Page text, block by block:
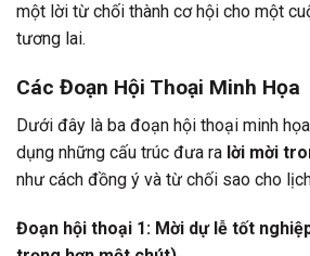
một lời từ chối thành cơ hội cho một
tương lai.
Các Đoạn Hội Thoại Minh Họa
Dưới đây là ba đoạn hội thoại minh
dụng những cấu trúc đưa ra lời mời
như cách đồng ý và từ chối sao cho
Đoạn hội thoại 1: Mời dự lễ tốt